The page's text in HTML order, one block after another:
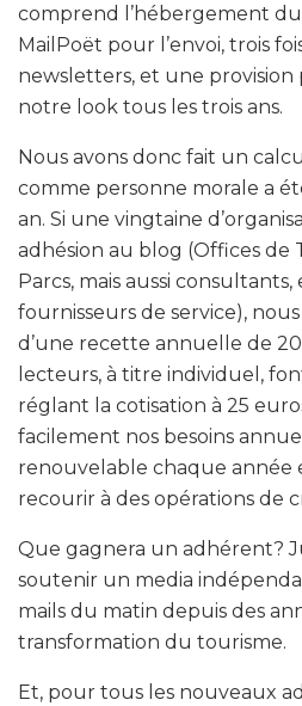
comprend l’hébergement
MailPoët pour l’envoi, trois
newsletters, et une
notre look tous les trois ans.
Nous avons donc fait un
comme personne morale a
an. Si une vingtaine
adhésion au blog (Offices de
Parcs, mais aussi
fournisseurs de service),
d’une recette annuelle de
lecteurs, à titre individuel,
réglant la cotisation à 25
facilement nos besoins
renouvelable chaque année
recourir à des opérations de
Que gagnera un adhérent?
soutenir un media
mails du matin depuis des
transformation du tourisme.
Et, pour tous les nouveaux